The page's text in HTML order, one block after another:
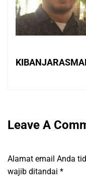
Leave A
Alamat email Anda
wajib ditandai *